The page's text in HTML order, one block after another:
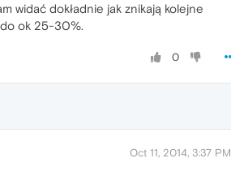
widać dokładnie jak znikają kolejne
ok 25-30%.
0
Oct 11, 2014, 3:37 PM